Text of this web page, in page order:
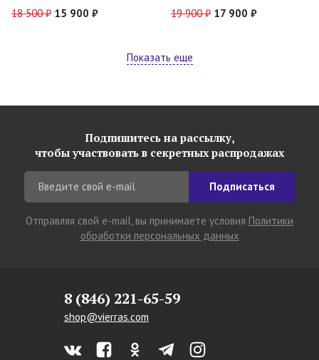
18 500 ₽ 15 900 ₽
19 900 ₽ 17 900 ₽
Показать еще
Подпишитесь на рассылку,
чтобы участвовать в секретных распродажах
Подписаться
Отправляя свой e-mail, вы принимаете условия Политики
обработки персональных данных
8 (846) 221-65-59
shop@vierras.com